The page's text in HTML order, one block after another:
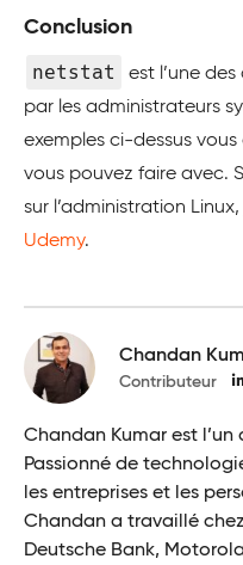
Conclusion
netstat
est l’une
par les administrateurs
exemples ci-dessus
vous pouvez faire avec.
sur l’administration
Udemy.
Chandan
Contributeur
Chandan Kumar est
Passionné de
les entreprises et les
Chandan a travaillé
Deutsche Bank,